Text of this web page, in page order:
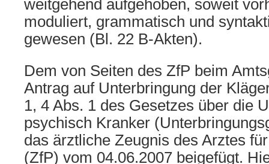
weitgehend aufgehoben, soweit
moduliert, grammatisch und
gewesen (Bl. 22 B-Akten).
Dem von Seiten des ZfP beim
Antrag auf Unterbringung der
1, 4 Abs. 1 des Gesetzes über die
psychisch Kranker
das ärztliche Zeugnis des Arztes
(ZfP) vom 04.06.2007 beigefügt.